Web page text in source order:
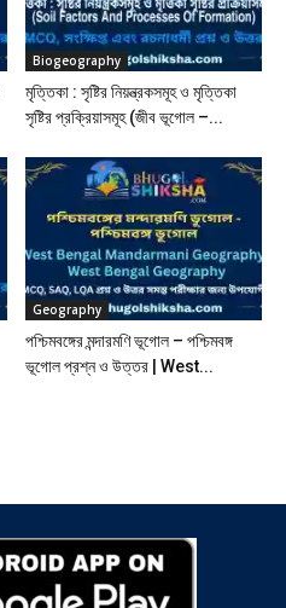
Biogeography
মৃত্তিকা : সৃষ্টির নিয়ন্ত্রকসমূহ ও মৃত্তিকা
সৃষ্টির প্রক্রিয়াসমূহ (জীব ভূগোল –...
Geography
পশ্চিমবঙ্গের মন্দারমণি ভূগোল – পশ্চিমবঙ্গ
ভূগোল প্রশ্ন ও উত্তর | West...